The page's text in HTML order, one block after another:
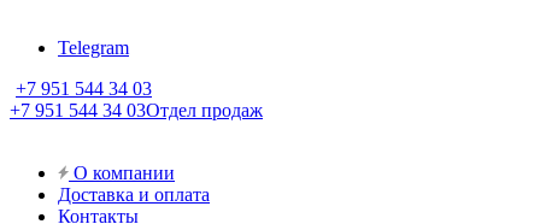
Telegram
+7 951 544 34 03
+7 951 544 34 03Отдел продаж
О компании
Доставка и оплата
Контакты